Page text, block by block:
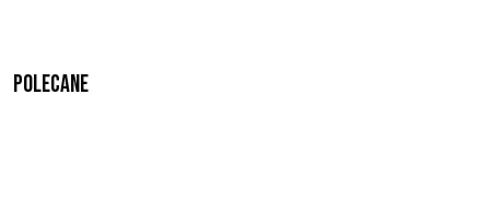
Polecane